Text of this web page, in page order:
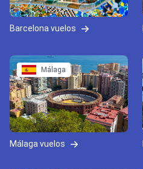
Barcelona vuelos
Málaga
Málaga vuelos